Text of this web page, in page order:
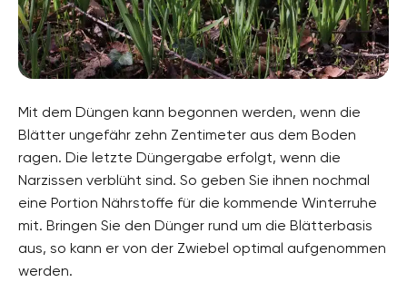
Mit dem Düngen kann begonnen werden, wenn die
Blätter ungefähr zehn Zentimeter aus dem Boden
ragen. Die letzte Düngergabe erfolgt, wenn die
Narzissen verblüht sind. So geben Sie ihnen nochmal
eine Portion Nährstoffe für die kommende Winterruhe
mit. Bringen Sie den Dünger rund um die Blätterbasis
aus, so kann er von der Zwiebel optimal aufgenommen
werden.